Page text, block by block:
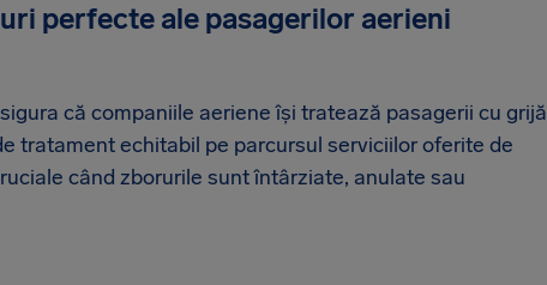
perfecte ale pasagerilor aerieni
că companiile aeriene își tratează pasagerii cu grijă
tratament echitabil pe parcursul serviciilor oferite de
când zborurile sunt întârziate, anulate sau